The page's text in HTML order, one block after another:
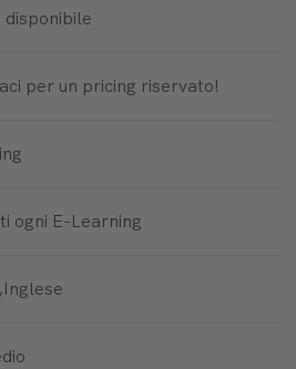
disponibile
per un pricing riservato!
ogni E-Learning